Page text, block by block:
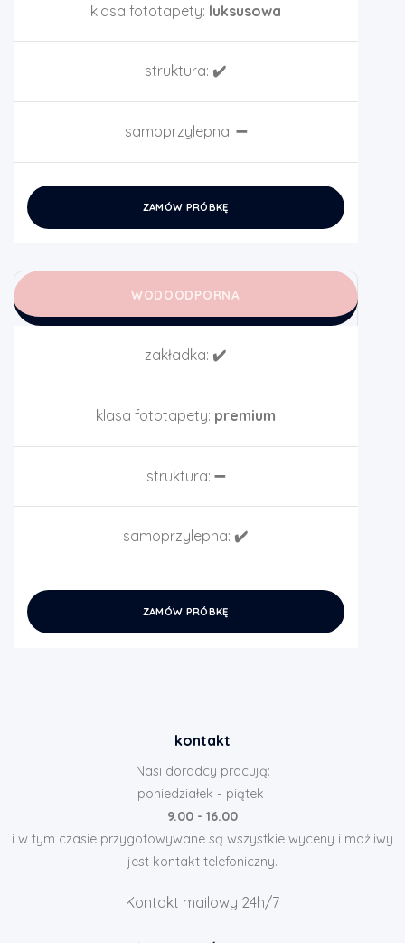
klasa fototapety: luksusowa
struktura: ✔️
samoprzylepna: ➖
ZAMÓW PRÓBKĘ
WODOODPORNA
zakładka: ✔️
klasa fototapety: premium
struktura: ➖
samoprzylepna: ✔️
ZAMÓW PRÓBKĘ
kontakt
Nasi doradcy pracują:
poniedziałek - piątek
9.00 - 16.00
i w tym czasie przygotowywane są wszystkie wyceny i możliwy
jest kontakt telefoniczny.
Kontakt mailowy 24h/7